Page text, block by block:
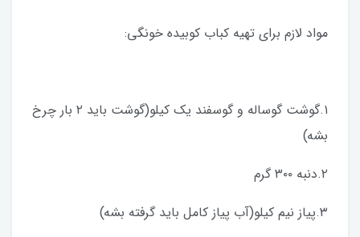
مواد لازم برای تهیه کباب کوبیده خونگی:
۱.گوشت گوساله و گوسفند یک کیلو(گوشت باید ۲ بار چرخ
بشه)
۲.دنبه ۳۰۰ گرم
۳.پیاز نیم کیلو(آب پیاز کامل باید گرفته بشه)